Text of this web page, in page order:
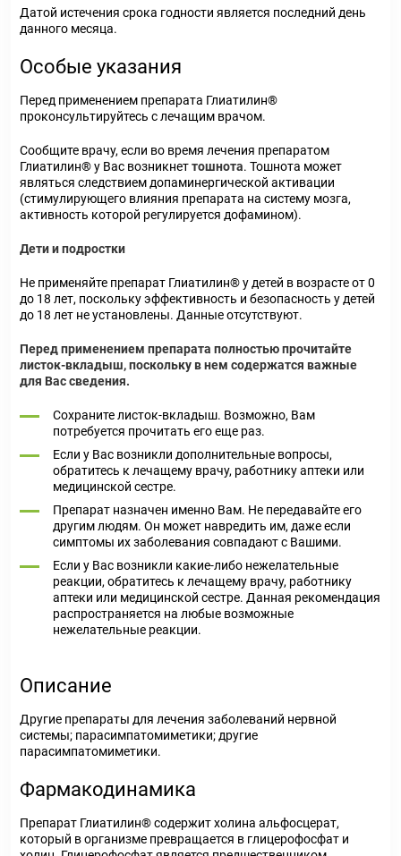
Датой истечения срока годности является последний день
данного месяца.
Особые указания
Перед применением препарата Глиатилин®
проконсультируйтесь с лечащим врачом.
Сообщите врачу, если во время лечения препаратом
Глиатилин® у Вас возникнеттошнота. Тошнота может
являться следствием допаминергической активации
(стимулирующего влияния препарата на систему мозга,
активность которой регулируется дофамином).
Дети и подростки
Не применяйте препарат Глиатилин® у детей в возрасте от 0
до 18 лет, поскольку эффективность и безопасность у детей
до 18 лет не установлены. Данные отсутствуют.
Перед применением препарата полностью прочитайте
листок-вкладыш, поскольку в нем содержатся важные
для Вас сведения.
Сохраните листок-вкладыш. Возможно, Вам
потребуется прочитать его еще раз.
Если у Вас возникли дополнительные вопросы,
обратитесь к лечащему врачу, работнику аптеки или
медицинской сестре.
Препарат назначен именно Вам. Не передавайте его
другим людям. Он может навредить им, даже если
симптомы их заболевания совпадают с Вашими.
Если у Вас возникли какие-либо нежелательные
реакции, обратитесь к лечащему врачу, работнику
аптеки или медицинской сестре. Данная рекомендация
распространяется на любые возможные
нежелательные реакции.
Описание
Другие препараты для лечения заболеваний нервной
системы; парасимпатомиметики; другие
парасимпатомиметики.
Фармакодинамика
Препарат Глиатилин® содержит холина альфосцерат,
который в организме превращается в глицерофосфат и